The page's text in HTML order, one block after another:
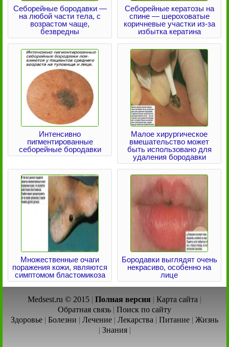
Себорейные бородавки —
на любой части тела, с
возрастом чаще,
безвредны
Себорейные кератозы на
спине — шероховатые
коричневые участки из-за
избытка кератина
Интенсивно
пигментированные
себорейные бородавки
Малое хирургическое
вмешательство может
быть использовано для
удаления бородавки
Множественные очаги
поражения кожи, являются
симптомом бластомикоза
Бородавки выглядят очень
некрасиво, особенно на
лице
Medsest.ru © 2015 | Полная версия | Карта сайта |
Обратная связь | Поиск по сайту
Здоровье | Болезни | Лечение | Лекарства | Питание | Жизнь
| Знания|